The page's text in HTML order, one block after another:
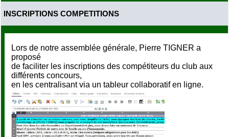
INSCRIPTIONS COMPETITIONS
Lors de notre assemblée générale, Pierre TIGNER a
proposé
de faciliter les inscriptions des compétiteurs du club aux
différents concours,
en les centralisant via un tableur collaboratif en ligne.